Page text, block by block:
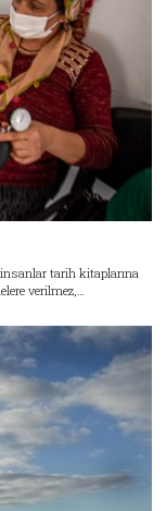
insanlar tarih kitaplarına
verilmez,…